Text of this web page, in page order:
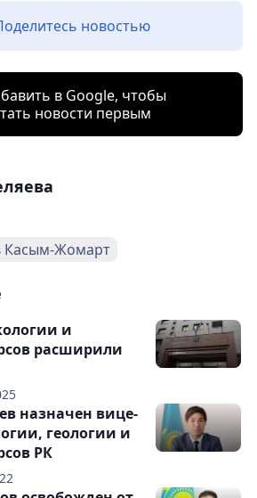
новостью
в Google, чтобы
новости первым
Касым-Жомарт
и
расширили
назначен вице-
геологии и
РК